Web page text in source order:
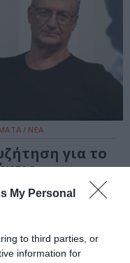
My Personal
to third parties, or
information for
/ ΝΕΑ
για το
στη
Σχολή
/ ΝΕΑ